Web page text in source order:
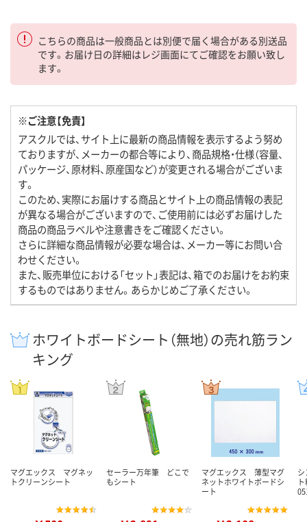
こちらの商品は一般商品とは別便で届く場合がある別送品
です。お届け日の詳細はレジ画面にてご確認をお願い致し
ます。
※ご注意【免責】
アスクルでは、サイト上に最新の商品情報を表示するよう努め
ておりますが、メーカーの都合等により、商品規格・仕様（容量、
パッケージ、原材料、原産国など）が変更される場合がございま
す。
このため、実際にお届けする商品とサイト上の商品情報の表記
が異なる場合がございますので、ご使用前には必ずお届けした
商品の商品ラベルや注意書きをご確認ください。
さらに詳細な商品情報が必要な場合は、メーカー等にお問い合
わせください。
また、販売単位における「セット」表記は、箱でのお届けをお約束
するものではありません。あらかじめご了承ください。
ホワイトボードシート（無地）の売れ筋ラン
キング
マグエックス マグネッ
トクリーンシート
セーラー万年筆 どこで
もシート
マグエックス 薄型マグ
ネットホワイトボードシ
ート